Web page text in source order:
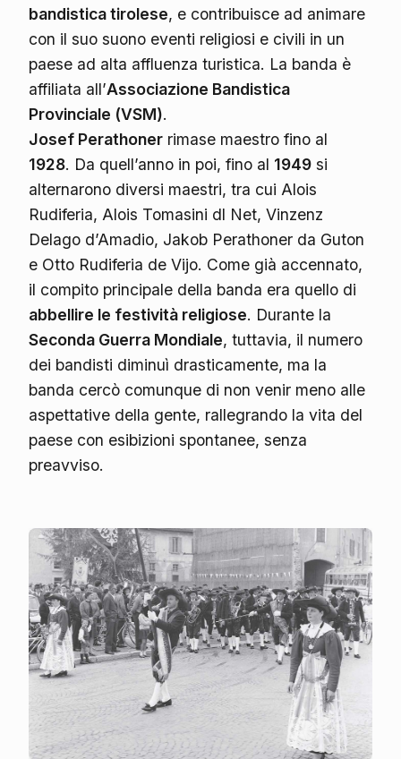
bandistica tirolese, e contribuisce ad animare
con il suo suono eventi religiosi e civili in un
paese ad alta affluenza turistica. La banda è
affiliata all’Associazione Bandistica
Provinciale (VSM).
Josef Perathoner rimase maestro fino al
1928. Da quell’anno in poi, fino al 1949 si
alternarono diversi maestri, tra cui Alois
Rudiferia, Alois Tomasini dl Net, Vinzenz
Delago d’Amadio, Jakob Perathoner da Guton
e Otto Rudiferia de Vijo. Come già accennato,
il compito principale della banda era quello di
abbellire le festività religiose. Durante la
Seconda Guerra Mondiale, tuttavia, il numero
dei bandisti diminuì drasticamente, ma la
banda cercò comunque di non venir meno alle
aspettative della gente, rallegrando la vita del
paese con esibizioni spontanee, senza
preavviso.